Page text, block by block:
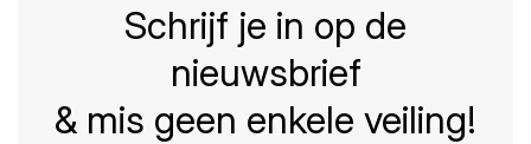
Schrijf je in op de
nieuwsbrief
& mis geen enkele veiling!